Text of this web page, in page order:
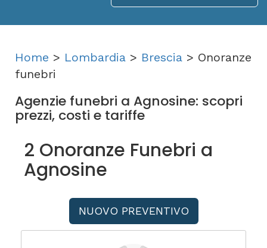
Home > Lombardia > Brescia > Onoranze
funebri
Agenzie funebri a Agnosine: scopri
prezzi, costi e tariffe
2 Onoranze Funebri a
Agnosine
NUOVO PREVENTIVO